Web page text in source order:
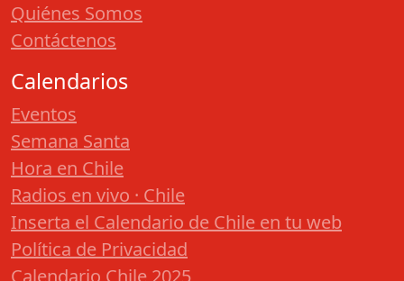
Quiénes Somos
Contáctenos
Calendarios
Eventos
Semana Santa
Hora en Chile
Radios en vivo · Chile
Inserta el Calendario de Chile en tu web
Política de Privacidad